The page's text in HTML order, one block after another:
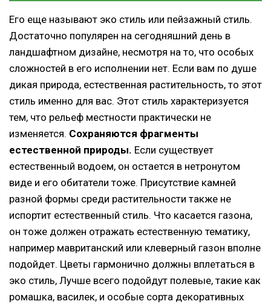
Его еще называют эко стиль или пейзажный стиль.
Достаточно популярен на сегодняшний день в
ландшафтном дизайне, несмотря на то, что особых
сложностей в его исполнении нет. Если вам по душе
дикая природа, естественная растительность, то этот
стиль именно для вас. Этот стиль характеризуется
тем, что рельеф местности практически не
изменяется. Сохраняются фрагменты
естественной природы. Если существует
естественный водоем, он остается в нетронутом
виде и его обитатели тоже. Присутствие камней
разной формы среди растительности также не
испортит естественный стиль. Что касается газона,
он тоже должен отражать естественную тематику,
например мавританский или клеверный газон вполне
подойдет. Цветы гармонично должны вплетаться в
эко стиль, Лучше всего подойдут полевые, такие как
ромашка, василек, и особые сорта декоративных